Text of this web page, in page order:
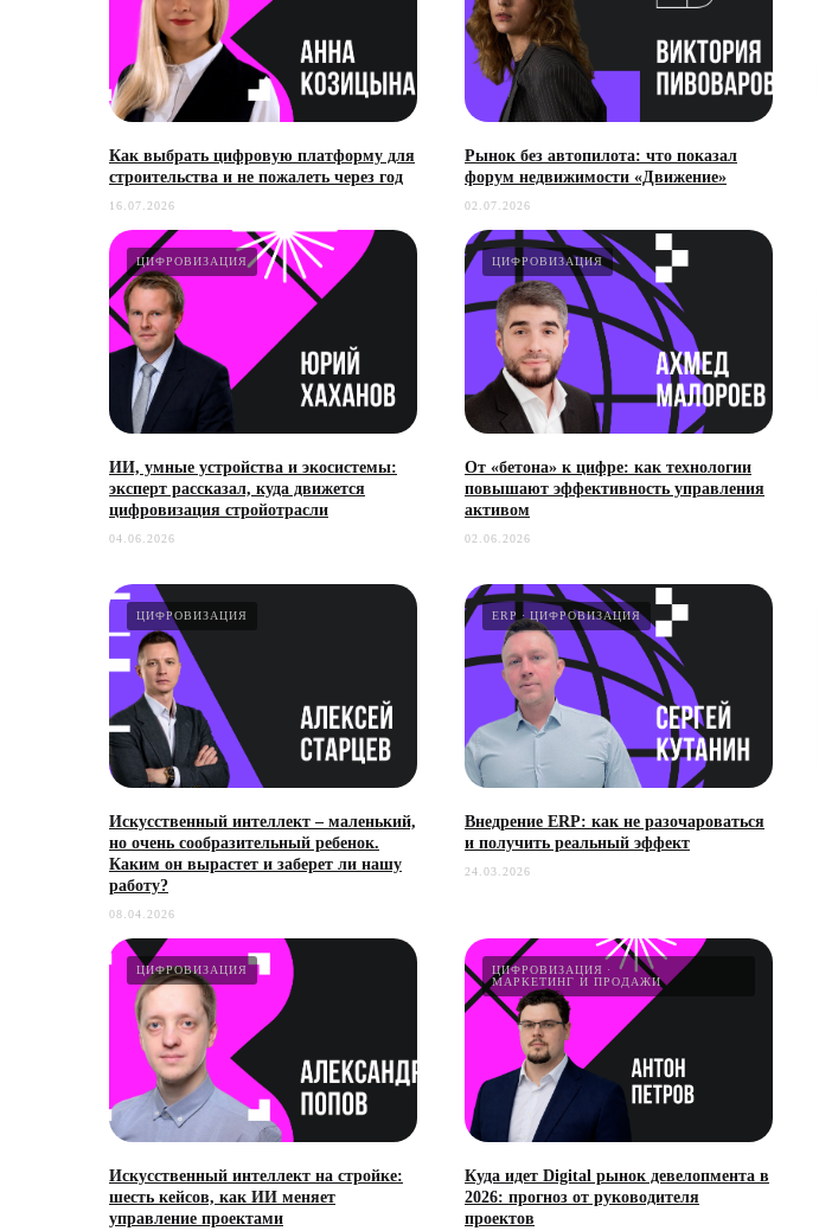
Как выбрать цифровую платформу для
строительства и не пожалеть через год
16.07.2026
Рынок без автопилота: что показал
форум недвижимости «Движение»
02.07.2026
ЦИФРОВИЗАЦИЯ
ИИ, умные устройства и экосистемы:
эксперт рассказал, куда движется
цифровизация стройотрасли
04.06.2026
ЦИФРОВИЗАЦИЯ
От «бетона» к цифре: как технологии
повышают эффективность управления
активом
02.06.2026
ЦИФРОВИЗАЦИЯ
Искусственный интеллект – маленький,
но очень сообразительный ребенок.
Каким он вырастет и заберет ли нашу
работу?
08.04.2026
ERP ЦИФРОВИЗАЦИЯ
Внедрение ERP: как не разочароваться
и получить реальный эффект
24.03.2026
ЦИФРОВИЗАЦИЯ
Искусственный интеллект на стройке:
шесть кейсов, как ИИ меняет
управление проектами
ЦИФРОВИЗАЦИЯ
МАРКЕТИНГ И ПРОДАЖИ
Куда идет Digital рынок девелопмента в
2026: прогноз от руководителя
проектов